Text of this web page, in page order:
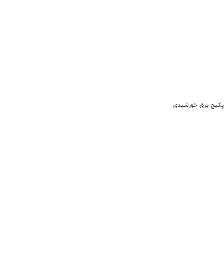
پکیج برق خورشیدی